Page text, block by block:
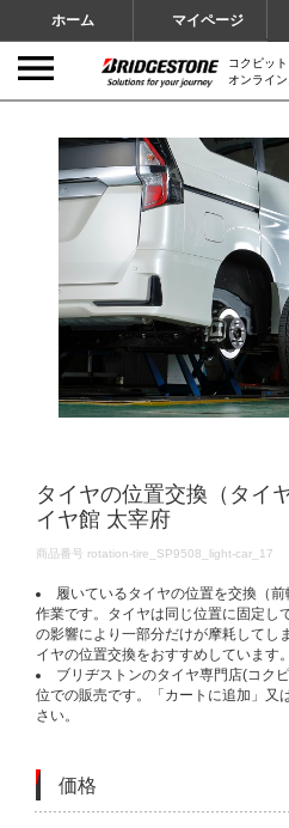
ホーム マイページ
コクピッ
オンライ
タイヤの位置交換（タイ
イヤ館 太宰府
DETAILS
商品番号 rotation-tire_SP9508_light-car_17
履いているタイヤの位置を交換（
作業です。タイヤは同じ位置に固定し
の影響により一部分だけが摩耗してし
イヤの位置交換をおすすめしています。
ブリヂストンのタイヤ専門店(コク
位での販売です。「カートに追加」又
さい。
価格